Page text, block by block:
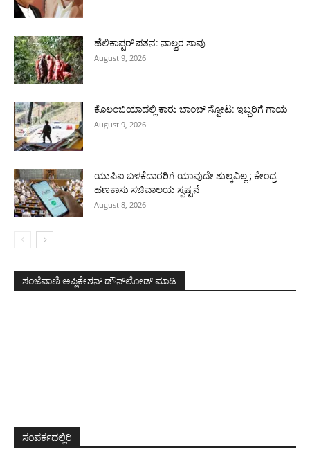
ಹೆಲಿಕಾಪ್ಟರ್ ಪತನ: ನಾಲ್ವರ ಸಾವು
August 9, 2026
ಕೊಲಂಬಿಯಾದಲ್ಲಿ ಕಾರು ಬಾಂಬ್ ಸ್ಫೋಟ: ಇಬ್ಬರಿಗೆ ಗಾಯ
August 9, 2026
ಯುಪಿಐ ಬಳಕೆದಾರರಿಗೆ ಯಾವುದೇ ಶುಲ್ಕವಿಲ್ಲ ; ಕೇಂದ್ರ
ಹಣಕಾಸು ಸಚಿವಾಲಯ ಸ್ಪಷ್ಟನೆ
August 8, 2026
ಸಂಜೆವಾಣಿ ಅಪ್ಲಿಕೇಶನ್ ಡೌನ್‌ಲೋಡ್ ಮಾಡಿ
ಸಂಪರ್ಕದಲ್ಲಿರಿ